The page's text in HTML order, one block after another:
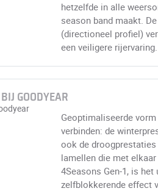
hetzelfde in alle
season band maakt.
(directioneel profiel)
een veiligere rijervaring.
GOODYEAR
Geoptimaliseerde
verbinden: de
ook de
lamellen die met
4Seasons Gen-1, is
zelfblokkerende effect